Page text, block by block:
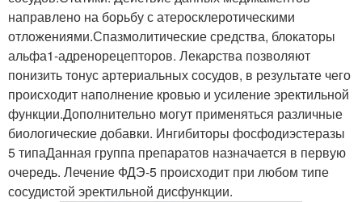
направлено на борьбу с атеросклеротическими
отложениями.Спазмолитические средства, блокаторы
альфа1-адренорецепторов. Лекарства позволяют
понизить тонус артериальных сосудов, в результате чего
происходит наполнение кровью и усиление эректильной
функции.Дополнительно могут применяться различные
биологические добавки. Ингибиторы фосфодиэстеразы
5 типаДанная группа препаратов назначается в первую
очередь. Лечение ФДЭ-5 происходит при любом типе
сосудистой эректильной дисфункции.